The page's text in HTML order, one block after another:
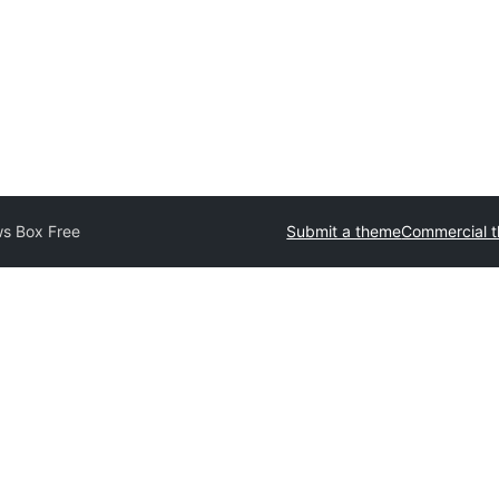
Box Free Submit a themeCommercial